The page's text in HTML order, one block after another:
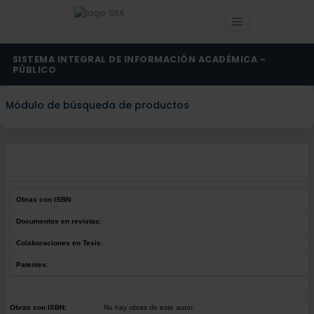
SISTEMA INTEGRAL DE INFORMACIÓN ACADÉMICA -
PÚBLICO
Módulo de búsqueda de productos
Obras con ISBN:
Documentos en revistas:
Colaboraciones en Tesis:
Patentes:
Obras con ISBN: No hay obras de este autor.